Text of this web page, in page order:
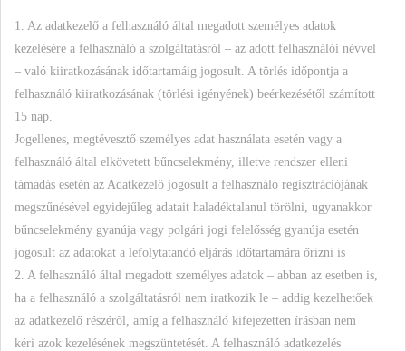
1. Az adatkezelő a felhasználó által megadott személyes adatok
kezelésére a felhasználó a szolgáltatásról – az adott felhasználói névvel
– való kiiratkozásának időtartamáig jogosult. A törlés időpontja a
felhasználó kiiratkozásának (törlési igényének) beérkezésétől számított
15 nap.
Jogellenes, megtévesztő személyes adat használata esetén vagy a
felhasználó által elkövetett bűncselekmény, illetve rendszer elleni
támadás esetén az Adatkezelő jogosult a felhasználó regisztrációjának
megszűnésével egyidejűleg adatait haladéktalanul törölni, ugyanakkor
bűncselekmény gyanúja vagy polgári jogi felelősség gyanúja esetén
jogosult az adatokat a lefolytatandó eljárás időtartamára őrizni is
2. A felhasználó által megadott személyes adatok – abban az esetben is,
ha a felhasználó a szolgáltatásról nem iratkozik le – addig kezelhetőek
az adatkezelő részéről, amíg a felhasználó kifejezetten írásban nem
kéri azok kezelésének megszüntetését. A felhasználó adatkezelés